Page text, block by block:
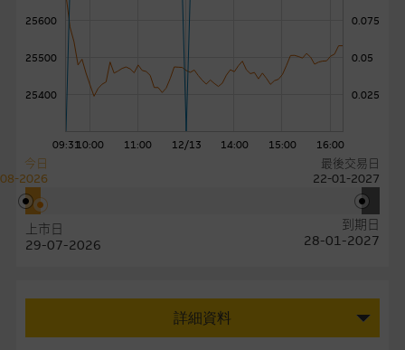
09:3110:00 11:00 12/13 14:00 15:00 16:00
0.025
0.05
0.075
25400
25500
25600
上市日
29-07-2026
今日
2026
最後交易日
22-01-2027
到期日
28-01-2027
詳細資料